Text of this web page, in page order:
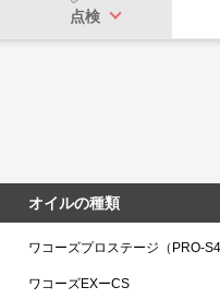
点検
オイルの種類
ワコーズプロステージ（PRO-
ワコーズEXーCS